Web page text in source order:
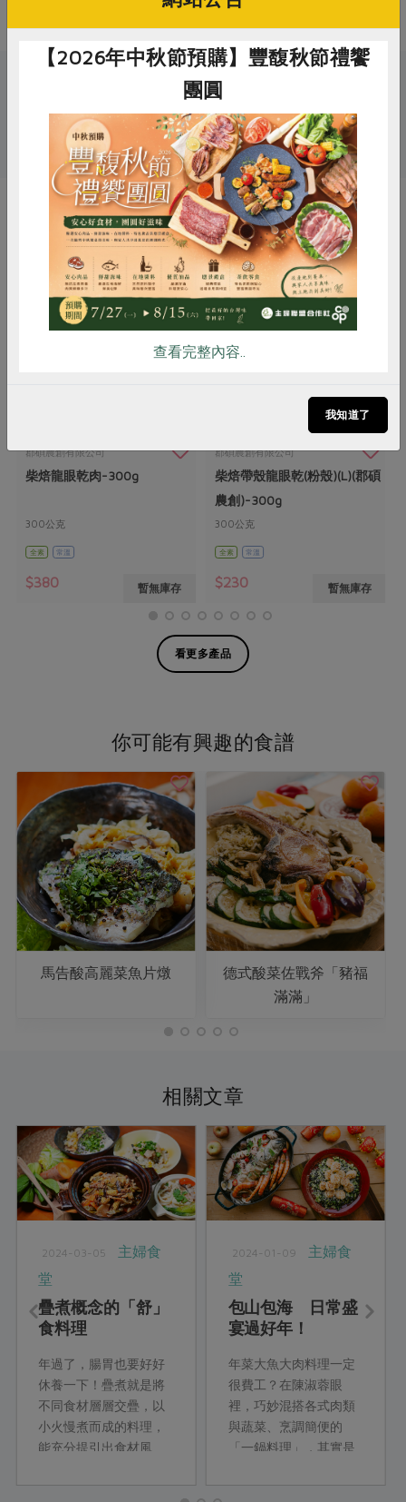
關鍵字
# 酸高麗菜
你可能有興趣的產品
郡碩農創有限公司
柴焙龍眼乾肉-300g
300公克
全素 常溫
$380 暫無庫存
郡碩農創有限公司
柴焙帶殼龍眼乾(粉殼)(L)(郡碩
農創)-300g
300公克
全素 常溫
$230 暫無庫存
看更多產品
你可能有興趣的食譜
馬告酸高麗菜魚片燉
德式酸菜佐戰斧「豬福
滿滿」
相關文章
2024-03-05
主婦食
堂
疊煮概念的「舒」
食料理
年過了，腸胃也要好好
休養一下！疊煮就是將
不同食材層層交疊，以
小火慢煮而成的料理，
能充分提引出食材風
念，變化出一道道清
2024-01-09
主婦食
堂
包山包海 日常盛
宴過好年！
年菜大魚大肉料理一定
很費工？在陳淑蓉眼
裡，巧妙混搭各式肉類
與蔬菜、烹調簡便的
「一鍋料理」，其實是
吃的菜式。這次她運用
惜食 RPET 食譜 減硝酸鹽
雞蛋 食安 共同購買
【2026年中秋節預購】豐馥秋節禮饗
團圓
查看完整內容..
我知道了